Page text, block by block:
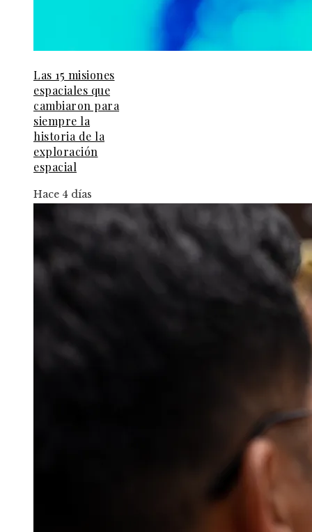
Las 15 misiones
espaciales que
cambiaron para
siempre la
historia de la
exploración
espacial
Hace 4 días